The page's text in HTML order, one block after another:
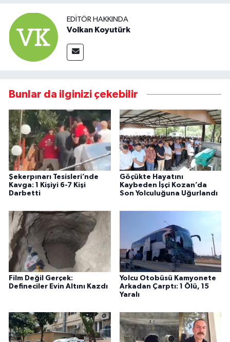
EDITÖR HAKKINDA
Volkan Koyutürk
Bunlar da ilginizi çekebilir
Şekerpınarı Tesisleri’nde
Kavga: 1 Kişiyi 6-7 Kişi
Darbetti
Göçükte Hayatını
Kaybeden İşçi Kozan’da
Son Yolculuğuna Uğurlandı
Film Değil Gerçek:
Defineciler Evin Altını Kazdı
Yolcu Otobüsü Kamyonete
Arkadan Çarptı: 1 Ölü, 15
Yaralı